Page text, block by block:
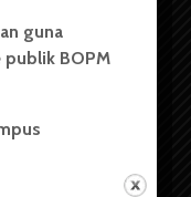
guna
publik BOPM